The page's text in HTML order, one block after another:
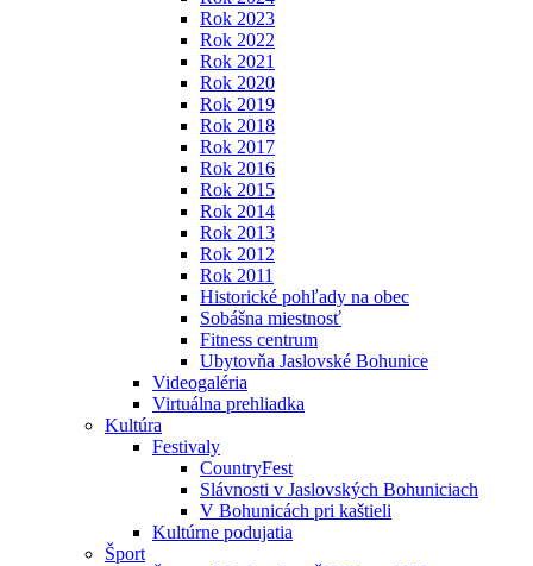
Rok 2023
Rok 2022
Rok 2021
Rok 2020
Rok 2019
Rok 2018
Rok 2017
Rok 2016
Rok 2015
Rok 2014
Rok 2013
Rok 2012
Rok 2011
Historické pohľady na obec
Sobášna miestnosť
Fitness centrum
Ubytovňa Jaslovské Bohunice
Videogaléria
Virtuálna prehliadka
Kultúra
Festivaly
CountryFest
Slávnosti v Jaslovských Bohuniciach
V Bohunicách pri kaštieli
Kultúrne podujatia
Šport